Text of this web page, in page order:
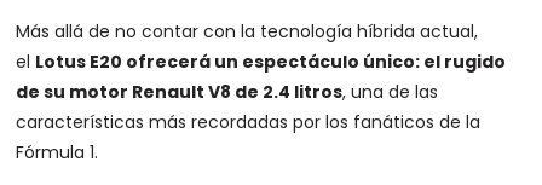
Más allá de no contar con la tecnología híbrida actual,
el Lotus E20 ofrecerá un espectáculo único: el rugido
de su motor Renault V8 de 2.4 litros, una de las
características más recordadas por los fanáticos de la
Fórmula 1.